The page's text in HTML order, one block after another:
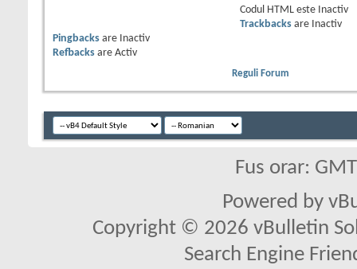
Codul HTML este
Inactiv
Trackbacksare
Inactiv
Pingbacks are
Inactiv
Refbacks are Activ
Reguli Forum
Fus orar:
Powered by
Copyright © 2026 vBulletin
Search Engine